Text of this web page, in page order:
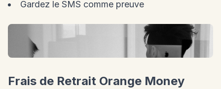
Gardez le SMS comme preuve
Frais de Retrait Orange Money